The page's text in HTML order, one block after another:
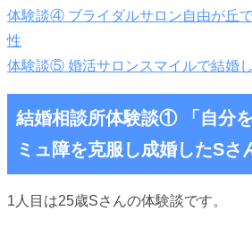
体験談④ ブライダルサロン自由が丘
性
体験談⑤ 婚活サロンスマイルで結婚
結婚相談所体験談①
「自分
ミュ障を克服し成婚したSさ
1人目は25歳Sさんの体験談です。